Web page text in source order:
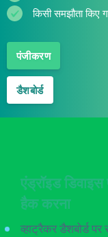
किसी समझौता किए
पंजीकरण
डैशबोर्ड
एंड्रॉइड
हैक करना
व्हाट्रैकर डैशबोर्ड